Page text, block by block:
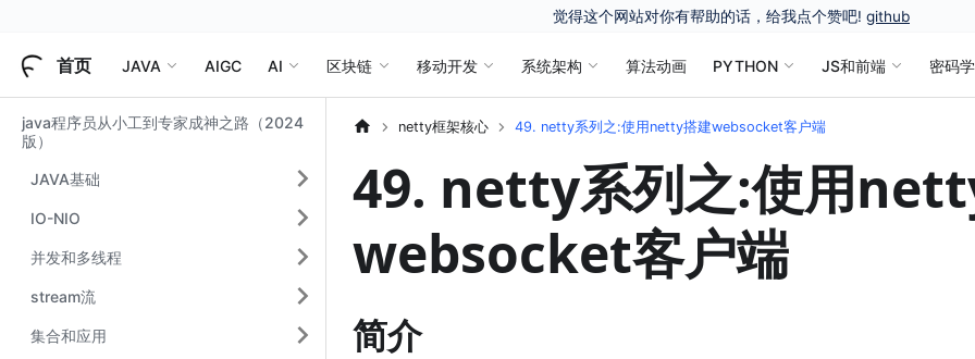
觉得这个网站对你有帮助的话，给我点个赞吧! github
首页 JAVA AIGC AI 区块链 移动开发 系统架构 算法动画 PYTHON JS和前端 密码学
java程序员从小工到专家成神之路（2024
版）
JAVA基础
IO-NIO
并发和多线程
stream流
集合和应用
netty框架核心 49. netty系列之:使用netty搭建websocket客户端
49. netty系列之:使用
websocket客户端
简介